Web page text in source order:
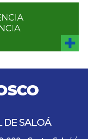
DE SALOÁ